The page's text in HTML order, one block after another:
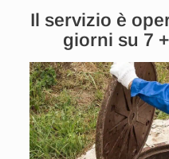
Il servizio è
giorni su 7